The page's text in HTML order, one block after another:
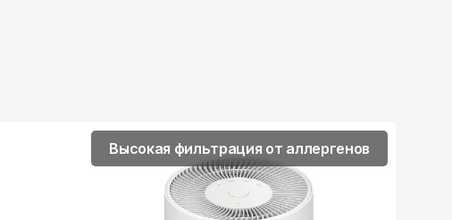
Высокая фильтрация от аллергенов